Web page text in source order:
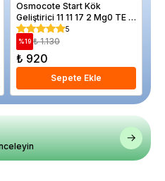
Osmocote Start Kök
Geliştirici 11 11 17 2 Mg0 TE 4
6 Haftalık 1 Kilo
5
%19 ₺ 1.130
₺ 920
Sepete Ekle